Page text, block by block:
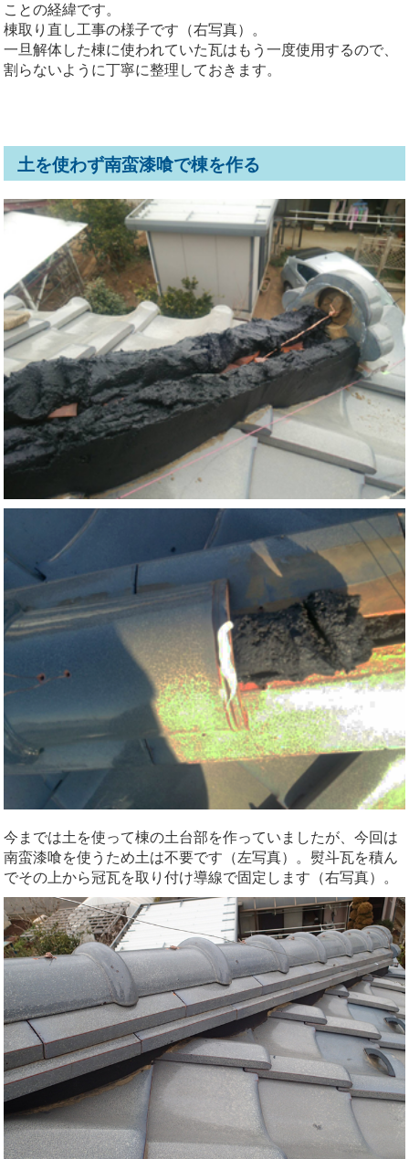
ことの経緯です。
棟取り直し工事の様子です（右写真）。
一旦解体した棟に使われていた瓦はもう一度使用するので、
割らないように丁寧に整理しておきます。
土を使わず南蛮漆喰で棟を作る
今までは土を使って棟の土台部を作っていましたが、今回は
南蛮漆喰を使うため土は不要です（左写真）。熨斗瓦を積ん
でその上から冠瓦を取り付け導線で固定します（右写真）。